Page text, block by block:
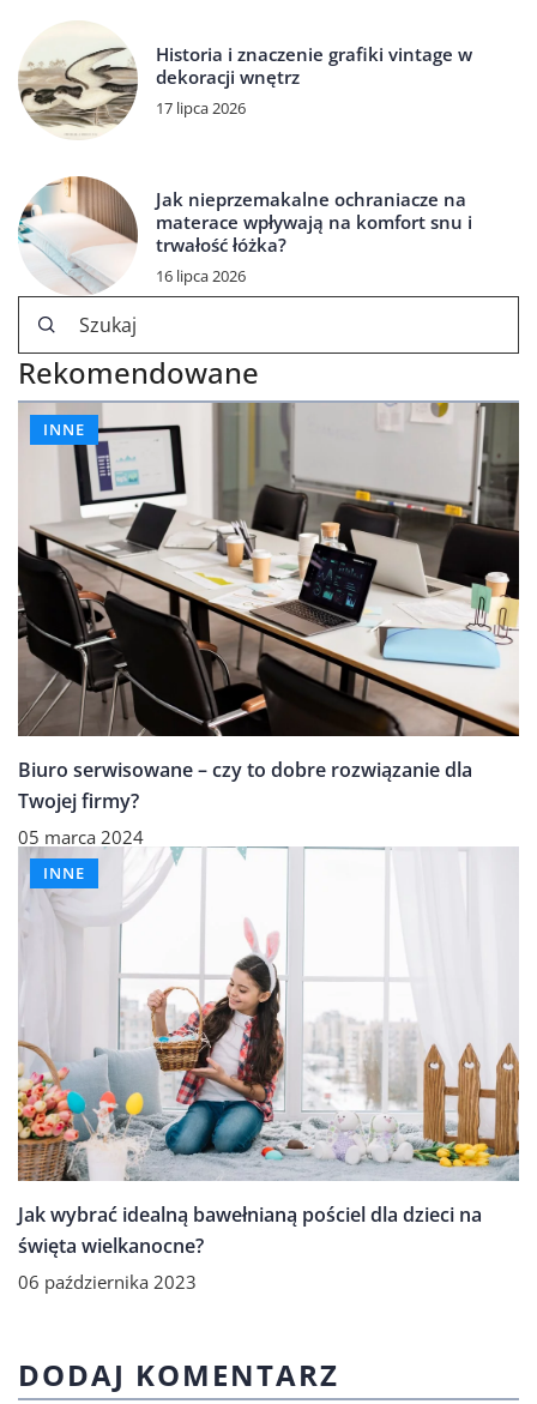
Historia i znaczenie grafiki vintage w
dekoracji wnętrz
17 lipca 2026
Jak nieprzemakalne ochraniacze na
materace wpływają na komfort snu i
trwałość łóżka?
16 lipca 2026
Rekomendowane
INNE
Biuro serwisowane – czy to dobre rozwiązanie dla
Twojej firmy?
05 marca 2024
INNE
Jak wybrać idealną bawełnianą pościel dla dzieci na
święta wielkanocne?
06 października 2023
DODAJ KOMENTARZ